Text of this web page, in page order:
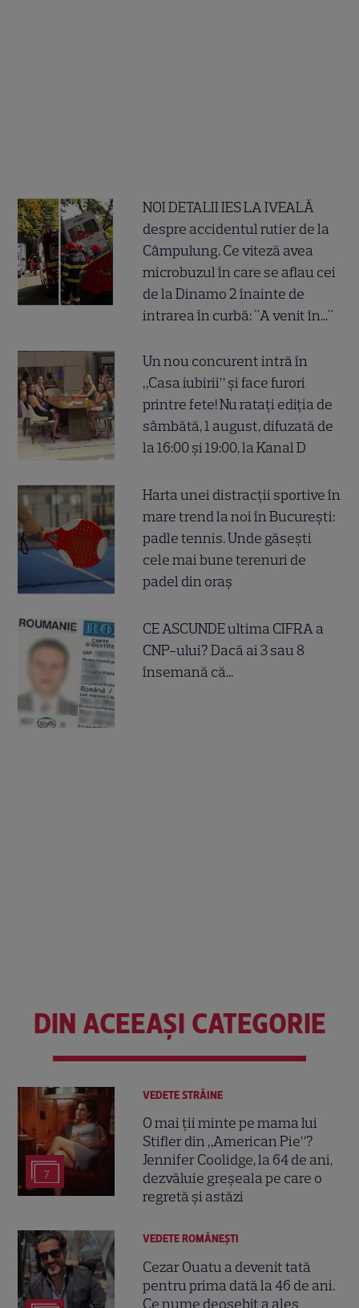
NOI DETALII IES LA IVEALĂ
despre accidentul rutier de la
Câmpulung. Ce viteză avea
microbuzul în care se aflau cei
de la Dinamo 2 înainte de
intrarea în curbă: "A venit în..."
Un nou concurent intră în
„Casa iubirii” și face furori
printre fete! Nu ratați ediția de
sâmbătă, 1 august, difuzată de
la 16:00 și 19:00, la Kanal D
Harta unei distracții sportive în
mare trend la noi în București:
padle tennis. Unde găsești
cele mai bune terenuri de
padel din oraș
CE ASCUNDE ultima CIFRA a
CNP-ului? Dacă ai 3 sau 8
însemană că...
DIN ACEEAȘI CATEGORIE
7
VEDETE STRĂINE
O mai ții minte pe mama lui
Stifler din „American Pie”?
Jennifer Coolidge, la 64 de ani,
dezvăluie greșeala pe care o
regretă și astăzi
VEDETE ROMÂNEŞTI
Cezar Ouatu a devenit tată
pentru prima dată la 46 de ani.
Ce nume deosebit a ales